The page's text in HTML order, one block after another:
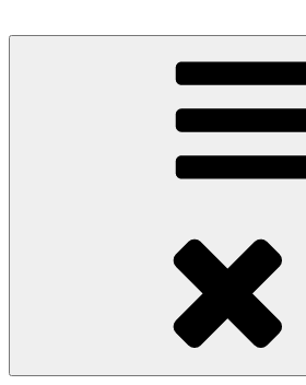
Wo die (Country-) Musik Zuhause ist